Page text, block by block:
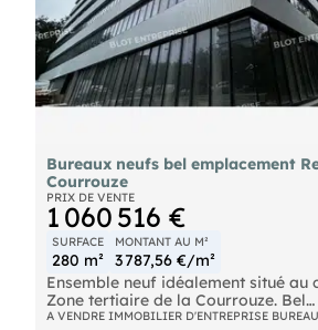
Bureaux neufs bel emplacement
Courrouze
PRIX DE VENTE
1 060 516 €
SURFACE
280 m²
MONTANT AU M²
3 787,56 €/m²
Ensemble neuf idéalement situé au
Zone tertiaire de la Courrouze. Bel
emplacement.Métro ligne B !
A VENDRE IMMOBILIER D'ENTREPRISE